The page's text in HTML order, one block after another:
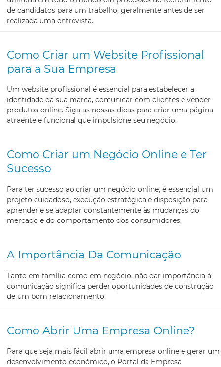
de candidatos para um trabalho, geralmente antes de ser
realizada uma entrevista.
Como Criar um Website Profissional
para a Sua Empresa
Um website profissional é essencial para estabelecer a
identidade da sua marca, comunicar com clientes e vender
produtos online. Siga as nossas dicas para criar uma página
atraente e funcional que impulsione seu negócio.
Como Criar um Negócio Online e Ter
Sucesso
Para ter sucesso ao criar um negócio online, é essencial um
projeto cuidadoso, execução estratégica e disposição para
aprender e se adaptar constantemente às mudanças do
mercado e do comportamento dos consumidores.
A Importância Da Comunicação
Tanto em família como em negócio, não dar importância à
comunicação significa perder oportunidades de construção
de um bom relacionamento.
Como Abrir Uma Empresa Online?
Para que seja mais fácil abrir uma empresa online e gerar um
desenvolvimento económico, o Portal da Empresa